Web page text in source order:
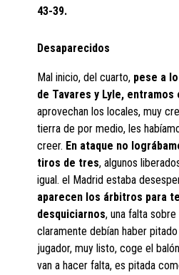
43-39.
Desaparecidos
Mal inicio, del cuarto, pese a
de Tavares y Lyle, entramos
aprovechan los locales, muy
tierra de por medio, les
creer. En ataque no
tiros de tres, algunos
igual. el Madrid estaba
aparecen los árbitros para
desquiciarnos, una falta
claramente debían haber
jugador, muy listo, coge el
van a hacer falta, es pitada